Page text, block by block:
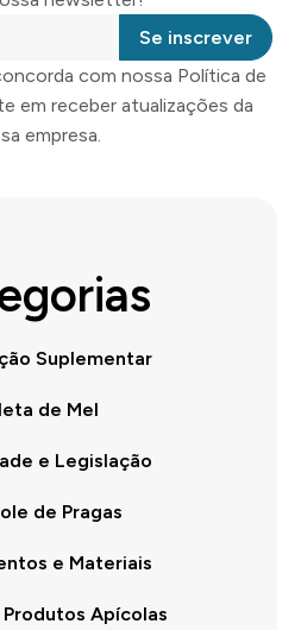
Se inscrever
com nossa Política de
em receber atualizações da
empresa.
Suplementar
de Mel
e Legislação
de Pragas
e Materiais
Apícolas